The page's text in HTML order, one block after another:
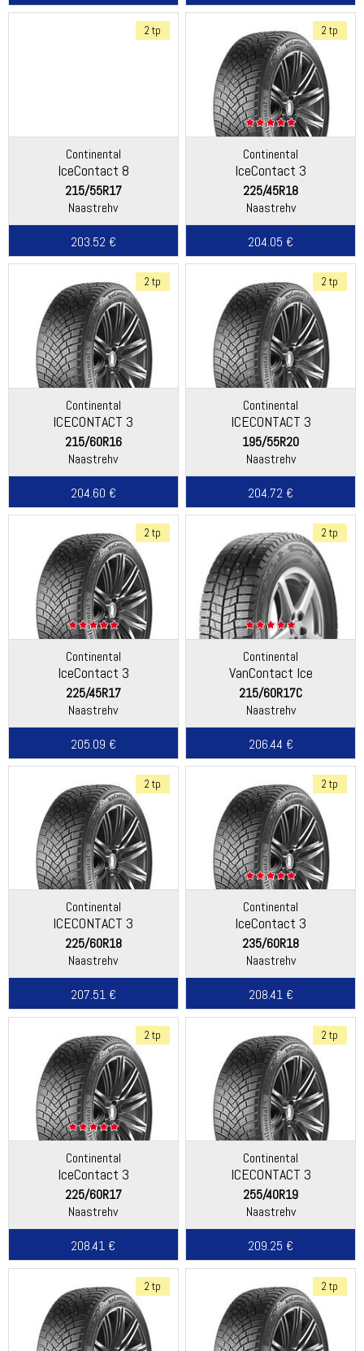
2 tp
Continental
IceContact 8
215/55R17
Naastrehv
203.52 €
2 tp
Continental
IceContact 3
225/45R18
Naastrehv
204.05 €
2 tp
Continental
ICECONTACT 3
215/60R16
Naastrehv
204.60 €
2 tp
Continental
ICECONTACT 3
195/55R20
Naastrehv
204.72 €
2 tp
Continental
IceContact 3
225/45R17
Naastrehv
205.09 €
2 tp
Continental
VanContact Ice
215/60R17C
Naastrehv
206.44 €
2 tp
Continental
ICECONTACT 3
225/60R18
Naastrehv
207.51 €
2 tp
Continental
IceContact 3
235/60R18
Naastrehv
208.41 €
2 tp
Continental
IceContact 3
225/60R17
Naastrehv
208.41 €
2 tp
Continental
ICECONTACT 3
255/40R19
Naastrehv
209.25 €
2 tp 2 tp